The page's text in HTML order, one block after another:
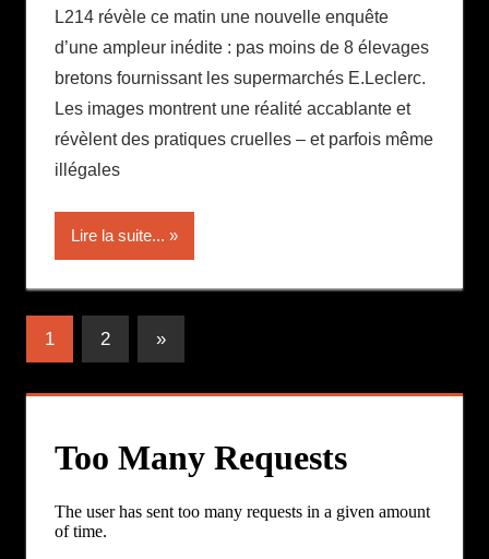
L214 révèle ce matin une nouvelle enquête
d’une ampleur inédite : pas moins de 8 élevages
bretons fournissant les supermarchés E.Leclerc.
Les images montrent une réalité accablante et
révèlent des pratiques cruelles – et parfois même
illégales
Lire la suite...
Pagination
1 2
Publications
suivantes :
»